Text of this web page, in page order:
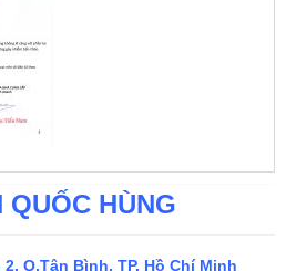
QUỐC HÙNG
Q.Tân Bình, TP. Hồ Chí Minh